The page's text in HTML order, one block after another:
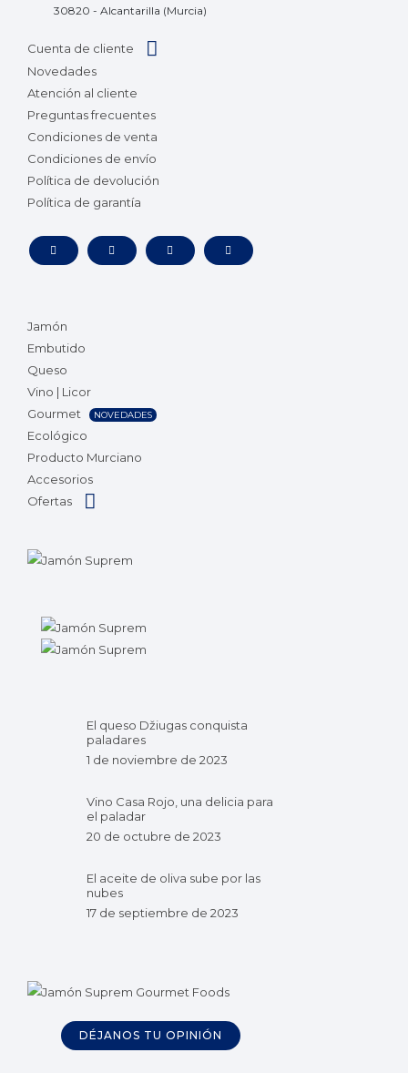
30820 - Alcantarilla (Murcia)
Cuenta de cliente
Novedades
Atención al cliente
Preguntas frecuentes
Condiciones de venta
Condiciones de envío
Política de devolución
Política de garantía
Jamón
Embutido
Queso
Vino | Licor
Gourmet
NOVEDADES
Ecológico
Producto Murciano
Accesorios
Ofertas
El queso Džiugas conquista
paladares
1 de noviembre de 2023
Vino Casa Rojo, una delicia para
el paladar
20 de octubre de 2023
El aceite de oliva sube por las
nubes
17 de septiembre de 2023
DÉJANOS TU OPINIÓN